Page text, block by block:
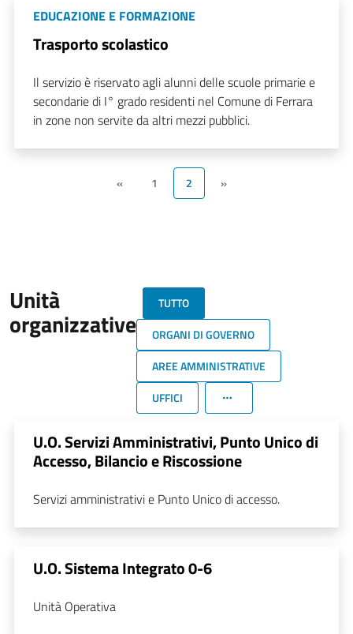
EDUCAZIONE E FORMAZIONE
Trasporto scolastico
Il servizio è riservato agli alunni delle scuole primarie e
secondarie di I° grado residenti nel Comune di Ferrara
in zone non servite da altri mezzi pubblici.
« 1 2 »
Unità
organizzative
TUTTO
ORGANI DI GOVERNO
AREE AMMINISTRATIVE
UFFICI
U.O. Servizi Amministrativi, Punto Unico di
Accesso, Bilancio e Riscossione
Servizi amministrativi e Punto Unico di accesso.
U.O. Sistema Integrato 0-6
Unità Operativa